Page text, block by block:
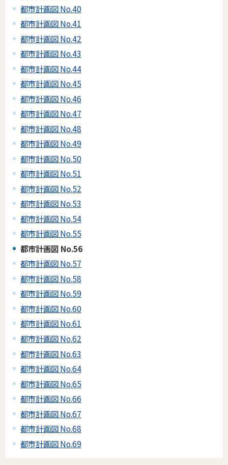
都市計画図 No.40
都市計画図 No.41
都市計画図 No.42
都市計画図 No.43
都市計画図 No.44
都市計画図 No.45
都市計画図 No.46
都市計画図 No.47
都市計画図 No.48
都市計画図 No.49
都市計画図 No.50
都市計画図 No.51
都市計画図 No.52
都市計画図 No.53
都市計画図 No.54
都市計画図 No.55
都市計画図 No.56
都市計画図 No.57
都市計画図 No.58
都市計画図 No.59
都市計画図 No.60
都市計画図 No.61
都市計画図 No.62
都市計画図 No.63
都市計画図 No.64
都市計画図 No.65
都市計画図 No.66
都市計画図 No.67
都市計画図 No.68
都市計画図 No.69